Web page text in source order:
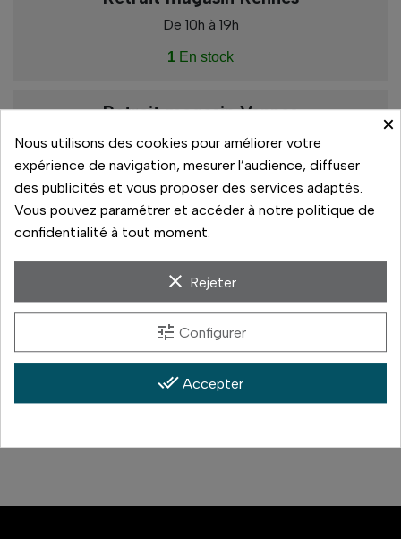
De 10h à 19h
1 En stock
Retrait magasin Vannes
De 10h à 13h
De 13h30 à 19h
Rupture de stock
Paiement sécurisé
14 jours pour changer d'avis
Livraison rapide
×
Nous utilisons des cookies pour améliorer votre
expérience de navigation, mesurer l’audience, diffuser
des publicités et vous proposer des services adaptés.
Vous pouvez paramétrer et accéder à notre politique de
confidentialité à tout moment.
clear Rejeter
tune Configurer
done_all Accepter